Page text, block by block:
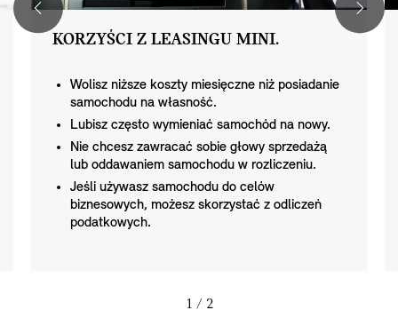
KORZYŚCI Z LEASINGU MINI.
Wolisz niższe koszty miesięczne niż posiadanie
samochodu na własność.
Lubisz często wymieniać samochód na nowy.
Nie chcesz zawracać sobie głowy sprzedażą
lub oddawaniem samochodu w rozliczeniu.
Jeśli używasz samochodu do celów
biznesowych, możesz skorzystać z odliczeń
podatkowych.
1 / 2